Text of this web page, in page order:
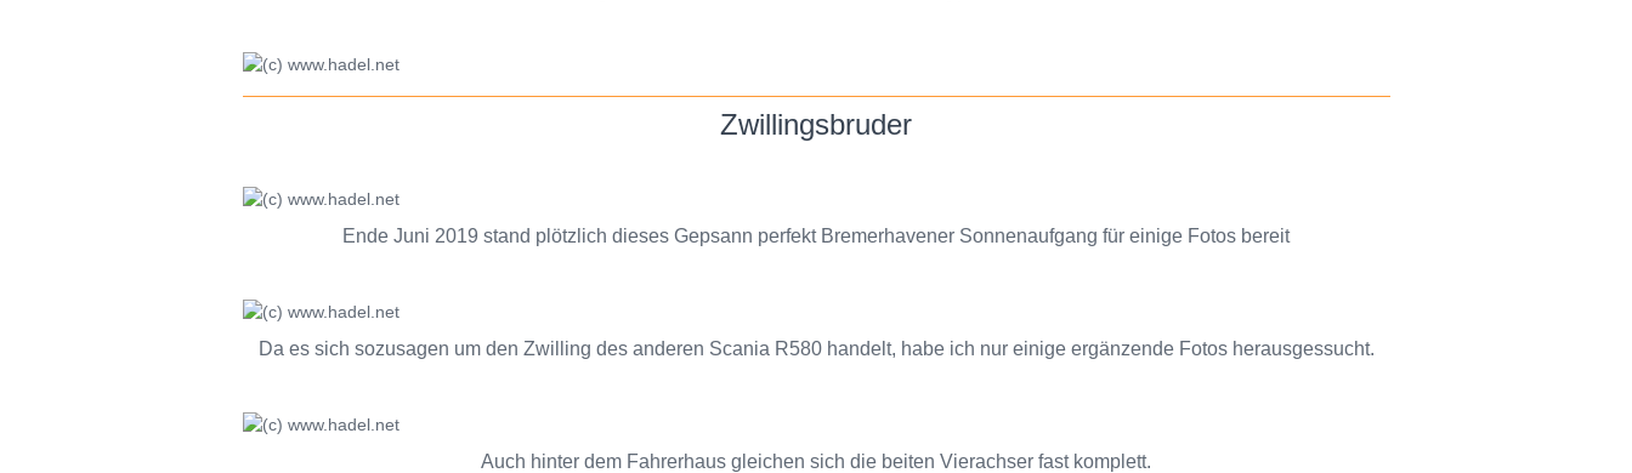
Zwillingsbruder
Ende Juni 2019 stand plötzlich dieses Gepsann perfekt Bremerhavener Sonnenaufgang für einige Fotos bereit
Da es sich sozusagen um den Zwilling des anderen Scania R580 handelt, habe ich nur einige ergänzende Fotos herausgessucht.
Auch hinter dem Fahrerhaus gleichen sich die beiten Vierachser fast komplett.